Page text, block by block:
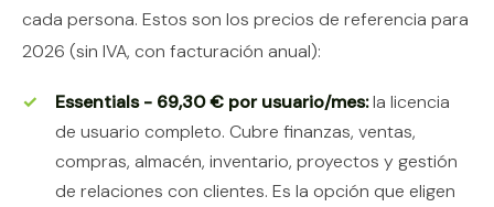
cada persona. Estos son los precios de referencia para
2026 (sin IVA, con facturación anual):
Essentials - 69,30 € por usuario/mes:la licencia
de usuario completo. Cubre finanzas, ventas,
compras, almacén, inventario, proyectos y gestión
de relaciones con clientes. Es la opción que eligen